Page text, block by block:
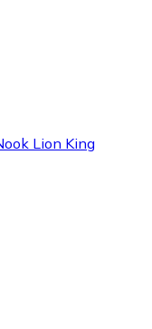
Lion King